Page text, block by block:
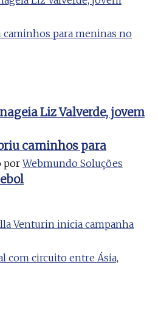
Liz Valverde, jovem
caminhos para
porWebmundo Soluções